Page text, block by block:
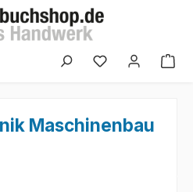
Maschinenbau